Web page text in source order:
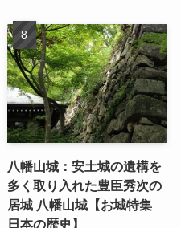
八幡山城：安土城の遺構を
多く取り入れた豊臣秀次の
居城 八幡山城【お城特集
日本の歴史】